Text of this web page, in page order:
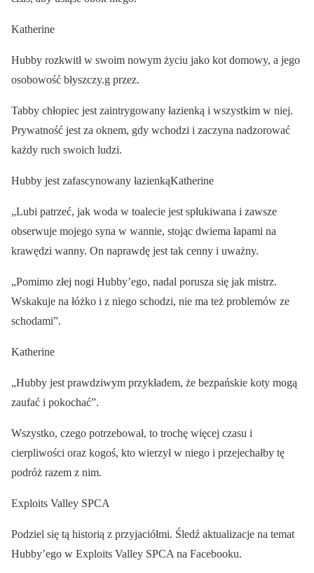
Katherine
Hubby rozkwitł w swoim nowym życiu jako kot domowy, a jego
osobowość błyszczy.g przez.
Tabby chłopiec jest zaintrygowany łazienką i wszystkim w niej.
Prywatność jest za oknem, gdy wchodzi i zaczyna nadzorować
każdy ruch swoich ludzi.
Hubby jest zafascynowany łazienkąKatherine
„Lubi patrzeć, jak woda w toalecie jest spłukiwana i zawsze
obserwuje mojego syna w wannie, stojąc dwiema łapami na
krawędzi wanny. On naprawdę jest tak cenny i uważny.
„Pomimo złej nogi Hubby’ego, nadal porusza się jak mistrz.
Wskakuje na łóżko i z niego schodzi, nie ma też problemów ze
schodami”.
Katherine
„Hubby jest prawdziwym przykładem, że bezpańskie koty mogą
zaufać i pokochać”.
Wszystko, czego potrzebował, to trochę więcej czasu i
cierpliwości oraz kogoś, kto wierzył w niego i przejechałby tę
podróż razem z nim.
Exploits Valley SPCA
Podziel się tą historią z przyjaciółmi. Śledź aktualizacje na temat
Hubby’ego w Exploits Valley SPCA na Facebooku.